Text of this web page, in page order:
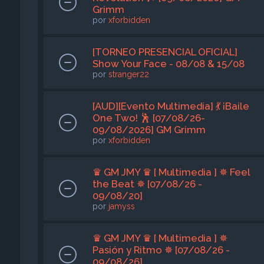
Grimm
por xforbidden
[TORNEO PRESENCIAL OFICIAL]
Show Your Face - 08/08 & 15/08
por stranger22
[AUD][Evento Multimedia] 💃 ¡Baile
One Two! 🕺 [07/08/26-
09/08/2026] GM Grimm
por xforbidden
♛ GM JMY ♛ [ Multimedia ] ✵ Feel
the Beat ✵ [07/08/26 -
09/08/20]
por jamyss
♛ GM JMY ♛ [ Multimedia ] ✵
Pasión y Ritmo ✵ [07/08/26 -
09/08/26]